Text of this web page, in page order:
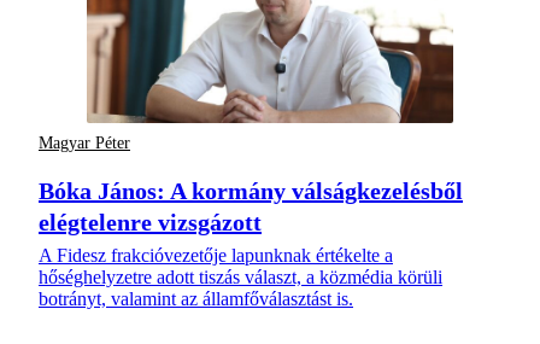
Magyar Péter
Bóka János: A kormány válságkezelésből
elégtelenre vizsgázott
A Fidesz frakcióvezetője lapunknak értékelte a
hőséghelyzetre adott tiszás választ, a közmédia körüli
botrányt, valamint az államfőválasztást is.